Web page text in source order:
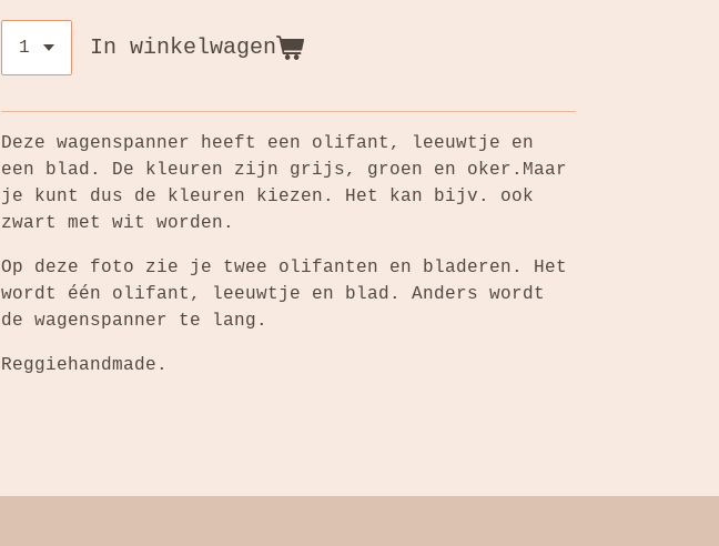
In winkelwagen
Deze wagenspanner heeft een olifant, leeuwtje en
een blad. De kleuren zijn grijs, groen en oker.Maar
je kunt dus de kleuren kiezen. Het kan bijv. ook
zwart met wit worden.
Op deze foto zie je twee olifanten en bladeren. Het
wordt één olifant, leeuwtje en blad. Anders wordt
de wagenspanner te lang.
Reggiehandmade.